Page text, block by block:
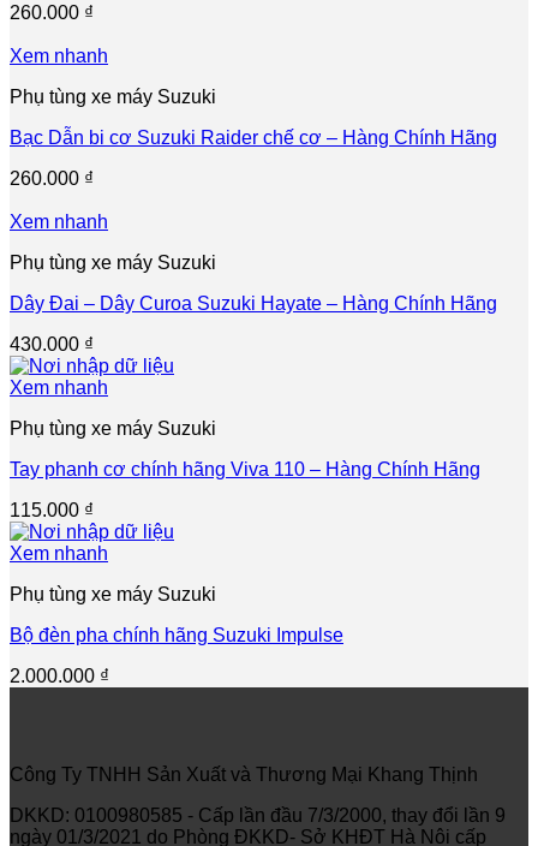
260.000 ₫
Xem nhanh
Phụ tùng xe máy Suzuki
Bạc Dẫn bi cơ Suzuki Raider chế cơ – Hàng Chính Hãng
260.000 ₫
Xem nhanh
Phụ tùng xe máy Suzuki
Dây Đai – Dây Curoa Suzuki Hayate – Hàng Chính Hãng
430.000 ₫
Xem nhanh
Phụ tùng xe máy Suzuki
Tay phanh cơ chính hãng Viva 110 – Hàng Chính Hãng
115.000 ₫
Xem nhanh
Phụ tùng xe máy Suzuki
Bộ đèn pha chính hãng Suzuki Impulse
2.000.000 ₫
Công Ty TNHH Sản Xuất và Thương Mại Khang Thịnh
DKKD: 0100980585 - Cấp lần đầu 7/3/2000, thay đổi lần 9
ngày 01/3/2021 do Phòng ĐKKD- Sở KHĐT Hà Nôi cấp